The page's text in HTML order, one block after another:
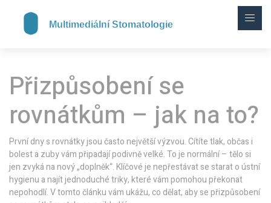
Přizpůsobení se
rovnátkům – jak na to?
První dny s rovnátky jsou často největší výzvou. Cítíte tlak, občas i
bolest a zuby vám připadají podivně velké. To je normální – tělo si
jen zvyká na nový „doplněk“. Klíčové je nepřestávat se starat o ústní
hygienu a najít jednoduché triky, které vám pomohou překonat
nepohodlí. V tomto článku vám ukážu, co dělat, aby se přizpůsobení